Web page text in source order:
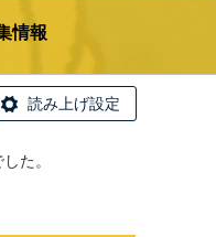
情報
読み上げ設定
た。